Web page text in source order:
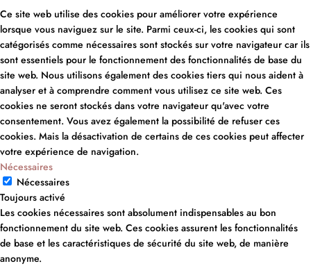
Ce site web utilise des cookies pour améliorer votre expérience
lorsque vous naviguez sur le site. Parmi ceux-ci, les cookies qui sont
catégorisés comme nécessaires sont stockés sur votre navigateur car ils
sont essentiels pour le fonctionnement des fonctionnalités de base du
site web. Nous utilisons également des cookies tiers qui nous aident à
analyser et à comprendre comment vous utilisez ce site web. Ces
cookies ne seront stockés dans votre navigateur qu'avec votre
consentement. Vous avez également la possibilité de refuser ces
cookies. Mais la désactivation de certains de ces cookies peut affecter
votre expérience de navigation.
Nécessaires
Nécessaires
Toujours activé
Les cookies nécessaires sont absolument indispensables au bon
fonctionnement du site web. Ces cookies assurent les fonctionnalités
de base et les caractéristiques de sécurité du site web, de manière
anonyme.